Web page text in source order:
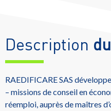
Description
RAEDIFICARE SAS
– missions de conseil en
réemploi, auprès de maîtres